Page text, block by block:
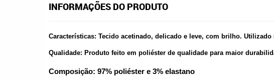
INFORMAÇÕES DO PRODUTO
Características: Tecido acetinado, delicado e leve, com brilho.
Qualidade: Produto feito em poliéster de qualidade para maior
Composição: 97% poliéster e 3% elastano